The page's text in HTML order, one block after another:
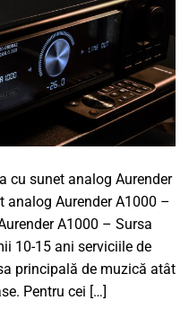
cu sunet analog Aurender
analog Aurender A1000 –
A1000 – Sursa
10-15 ani serviciile de
principală de muzică atât
Pentru cei […]